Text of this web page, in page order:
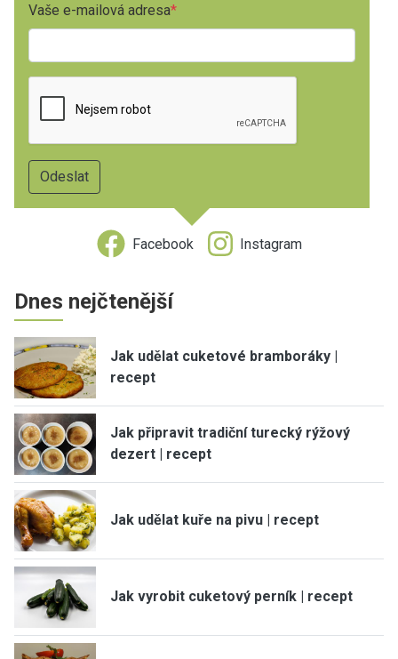
Vaše e-mailová adresa
Facebook Instagram
Dnes nejčtenější
Jak udělat cuketové bramboráky |
recept
Jak připravit tradiční turecký rýžový
dezert | recept
Jak udělat kuře na pivu | recept
Jak vyrobit cuketový perník | recept